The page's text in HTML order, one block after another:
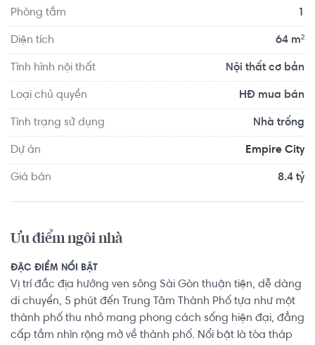
Phòng tắm 1
Diện tích 64 m²
Tình hình nội thất Nội thất cơ bản
Loại chủ quyền HĐ mua bán
Tình trạng sử dụng Nhà trống
Dự án Empire City
Giá bán 8.4 tỷ
Ưu điểm ngôi nhà
ĐẶC ĐIỂM NỔI BẬT
Vị trí đắc địa hướng ven sông Sài Gòn thuận tiện, dễ dàng
di chuyển, 5 phút đến Trung Tâm Thành Phố tựa như một
thành phố thu nhỏ mang phong cách sống hiện đại, đẳng
cấp tầm nhìn rộng mở về thành phố. Nổi bật là tòa tháp